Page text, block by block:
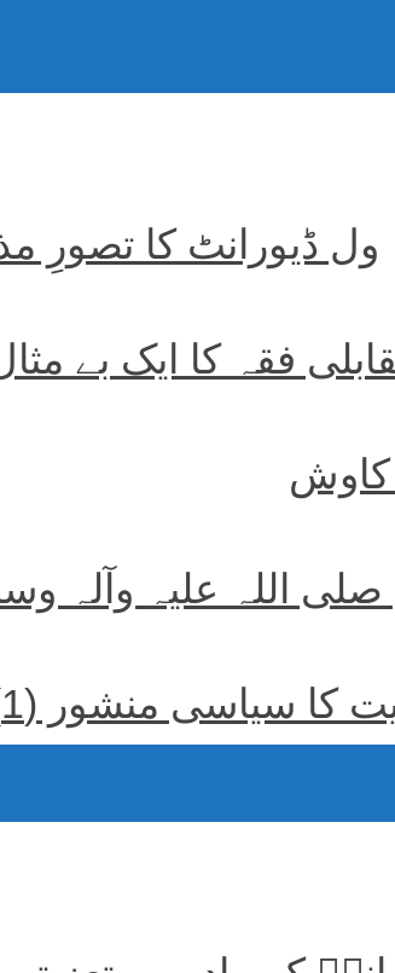
ول ڈیورانٹ کا تصورِ
فقہ کا ایک بے
کاوش
صلی اللہ علیہ وآلہ
کا سیاسی منشور (1)